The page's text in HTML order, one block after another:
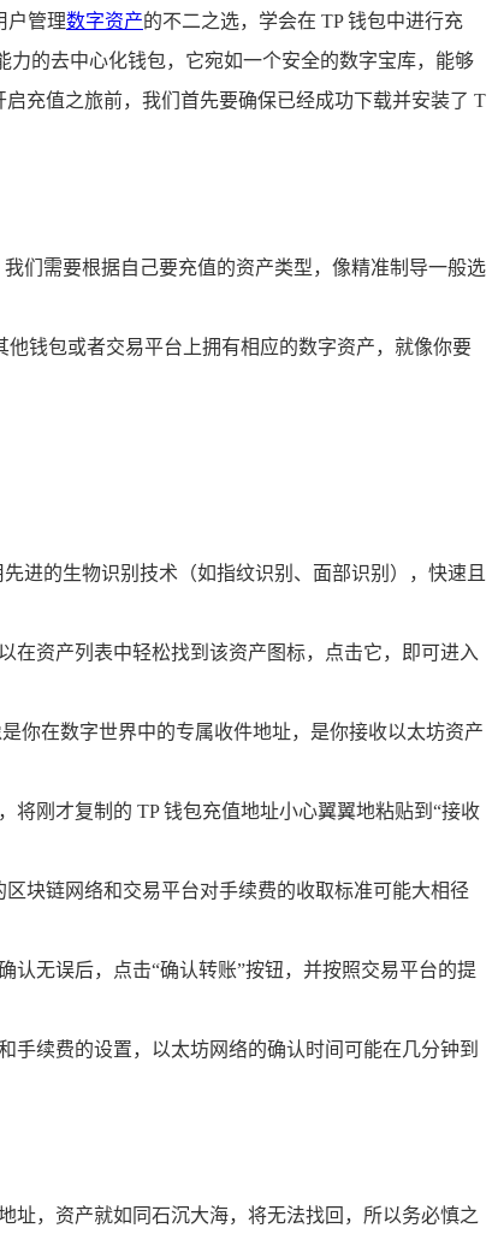
户管理数字资产的不二之选，学会在 TP 钱包中进行充
力的去中心化钱包，它宛如一个安全的数字宝库，能够
充值之旅前，我们首先要确保已经成功下载并安装了 T
们需要根据自己要充值的资产类型，像精准制导一般选
钱包或者交易平台上拥有相应的数字资产，就像你要
进的生物识别技术（如指纹识别、面部识别），快速且
在资产列表中轻松找到该资产图标，点击它，即可进入
你在数字世界中的专属收件地址，是你接收以太坊资产
刚才复制的 TP 钱包充值地址小心翼翼地粘贴到“接收
块链网络和交易平台对手续费的收取标准可能大相径
无误后，点击“确认转账”按钮，并按照交易平台的提
手续费的设置，以太坊网络的确认时间可能在几分钟到
址，资产就如同石沉大海，将无法找回，所以务必慎之